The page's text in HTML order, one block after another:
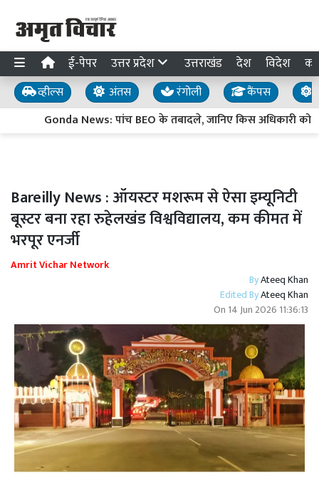
ई-पेपर उत्तर प्रदेश उत्तराखंड देश विदेश
व्हील्स अंतस रंगोली कैंपस
Gonda News: पांच BEO के तबादले, जानिए किस अधिकारी को
Bareilly News : ऑयस्टर मशरूम से ऐसा इम्यूनिटी
बूस्टर बना रहा रुहेलखंड विश्वविद्यालय, कम कीमत में
भरपूर एनर्जी
Amrit Vichar Network
ByAteeq Khan
Edited ByAteeq Khan
On 14 Jun 2026 11:36:13